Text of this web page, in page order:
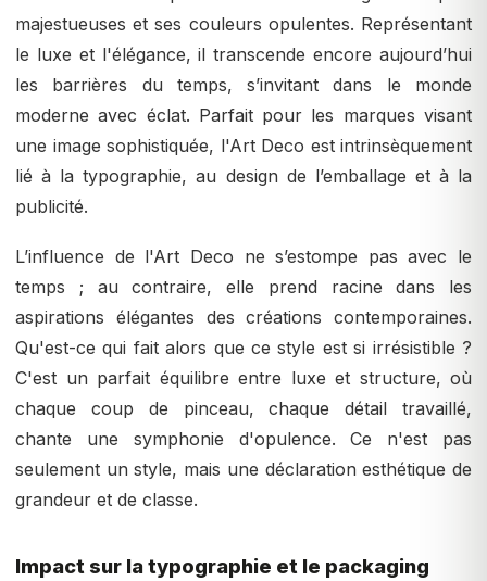
majestueuses et ses couleurs opulentes. Représentant
le luxe et l'élégance, il transcende encore aujourd’hui
les barrières du temps, s’invitant dans le monde
moderne avec éclat. Parfait pour les marques visant
une image sophistiquée, l'Art Deco est intrinsèquement
lié à la typographie, au design de l’emballage et à la
publicité.
L’influence de l'Art Deco ne s’estompe pas avec le
temps ; au contraire, elle prend racine dans les
aspirations élégantes des créations contemporaines.
Qu'est-ce qui fait alors que ce style est si irrésistible ?
C'est un parfait équilibre entre luxe et structure, où
chaque coup de pinceau, chaque détail travaillé,
chante une symphonie d'opulence. Ce n'est pas
seulement un style, mais une déclaration esthétique de
grandeur et de classe.
Impact sur la typographie et le packaging